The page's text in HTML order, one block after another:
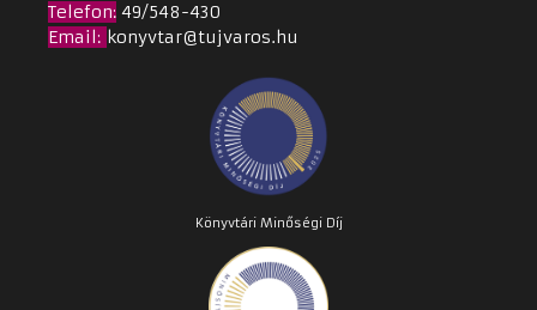
Telefon: 49/548-430
Email: konyvtar@tujvaros.hu
Könyvtári Minőségi Díj